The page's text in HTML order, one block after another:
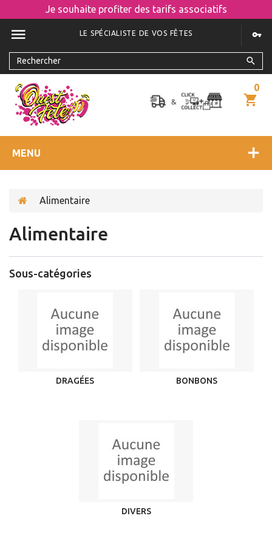
Je souhaite profiter des tarifs associatifs
LE SPÉCIALISTE DE VOS FÊTES
0
MENU
Alimentaire
Alimentaire
Sous-catégories
DRAGÉES BONBONS
DIVERS